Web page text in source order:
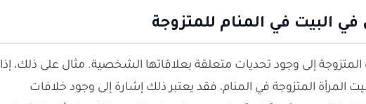
في البيت في المنام للمتزوجة
المتزوجة إلى وجود تحديات متعلقة بعلاقاتها الشخصية. مثال على ذلك، إذا
المتزوجة في المنام، فقد يعتبر ذلك إشارة إلى وجود خلافات